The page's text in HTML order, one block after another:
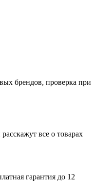
брендов, проверка при
все о товарах
гарантия до 12